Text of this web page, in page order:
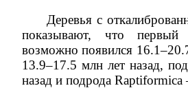
Деревья с
показывают, что первый
возможно появился
13.9–17.5 млн лет назад,
назад и подрода